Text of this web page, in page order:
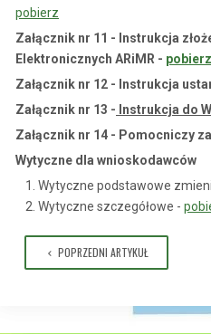
pobierz
Załącznik nr 11 - Instrukcja
Elektronicznych ARiMR - pobierz
Załącznik nr 12 - Instrukcja
Załącznik nr 13 - Instrukcja do
Załącznik nr 14 - Pomocniczy
Wytyczne dla wnioskodawców
Wytyczne podstawowe
Wytyczne szczegółowe -
POPRZEDNI ARTYKUŁ